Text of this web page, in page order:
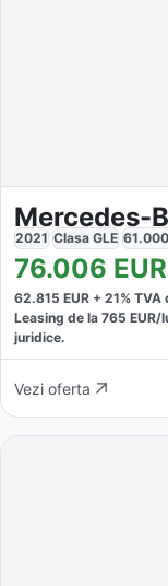
2021 Clasa GLE 61.000
76.006 EUR
62.815 EUR + 21%
Leasing de la 765 EUR/
juridice.
Vezi oferta